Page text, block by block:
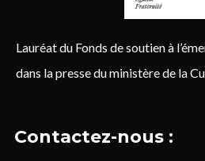
Lauréat du Fonds de soutien à
dans la presse du ministère de la
Contactez-nous :